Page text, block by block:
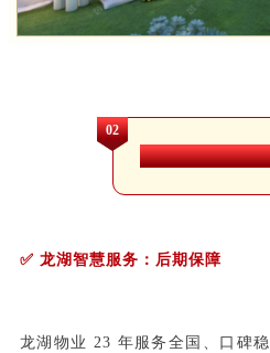
02
硬核配套：居住
✅ 龙湖智慧服务：后期保障
龙湖物业 23 年服务全国、口碑